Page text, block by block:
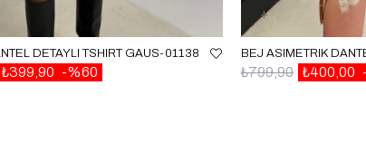
DETAYLI TSHIRT GAUS-01138
%60
₺399,90 ₺400,00
₺799,90